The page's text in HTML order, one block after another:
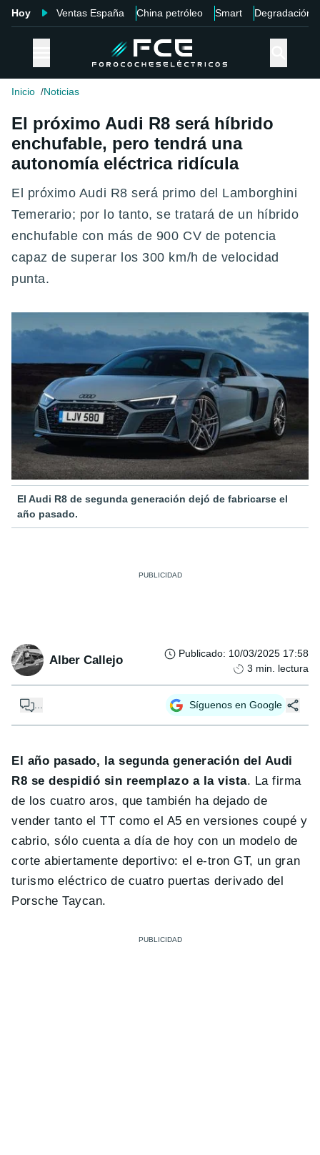
Hoy Ventas España China petróleo Smart Degradación
Inicio Noticias
El próximo Audi R8 será híbrido
enchufable, pero tendrá una
autonomía eléctrica ridícula
El próximo Audi R8 será primo del Lamborghini
Temerario; por lo tanto, se tratará de un híbrido
enchufable con más de 900 CV de potencia
capaz de superar los 300 km/h de velocidad
punta.
El Audi R8 de segunda generación dejó de fabricarse el
año pasado.
Alber Callejo Publicado: 10/03/2025 17:58
3 min. lectura
... Síguenos en Google
El año pasado, la segunda generación del Audi
R8 se despidió sin reemplazo a la vista. La firma
de los cuatro aros, que también ha dejado de
vender tanto el TT como el A5 en versiones coupé y
cabrio, sólo cuenta a día de hoy con un modelo de
corte abiertamente deportivo: el e-tron GT, un gran
turismo eléctrico de cuatro puertas derivado del
Porsche Taycan.